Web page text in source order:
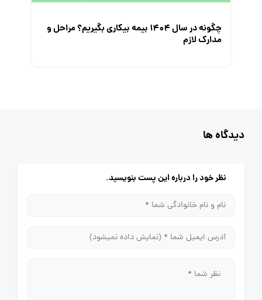
چگونه در سال 1404 بیمه بیکاری بگیریم؟ مراحل و
مدارک لازم
دیدگاه ها
نظر خود را درباره این پست بنویسید.